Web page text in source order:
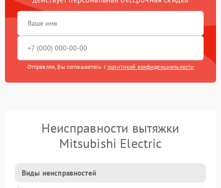
Отправляя, Вы соглашаетесь с политикой конфиденциальности
Неисправности вытяжки
Mitsubishi Electric
Виды неисправностей